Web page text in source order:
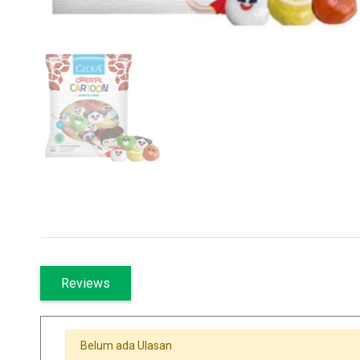
Reviews
Belum ada Ulasan